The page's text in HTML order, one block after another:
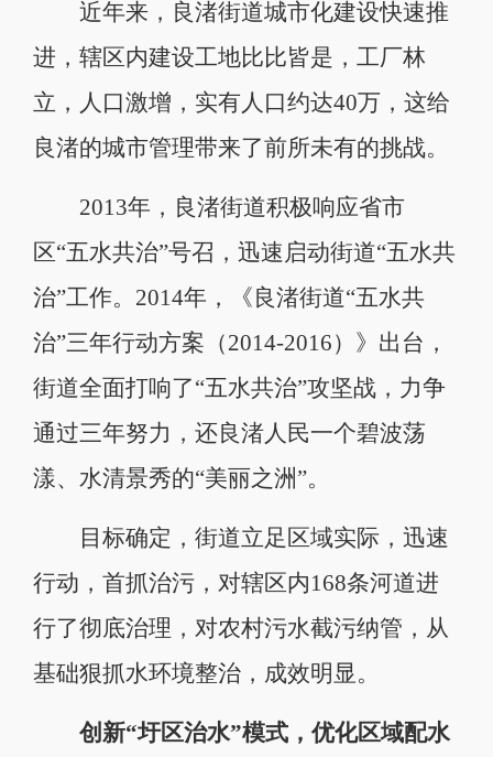
近年来，良渚街道城市化建设快速推
进，辖区内建设工地比比皆是，工厂林
立，人口激增，实有人口约达40万，这给
良渚的城市管理带来了前所未有的挑战。
2013年，良渚街道积极响应省市
区“五水共治”号召，迅速启动街道“五水共
治”工作。2014年，《良渚街道“五水共
治”三年行动方案（2014-2016）》出台，
街道全面打响了“五水共治”攻坚战，力争
通过三年努力，还良渚人民一个碧波荡
漾、水清景秀的“美丽之洲”。
目标确定，街道立足区域实际，迅速
行动，首抓治污，对辖区内168条河道进
行了彻底治理，对农村污水截污纳管，从
基础狠抓水环境整治，成效明显。
创新“圩区治水”模式，优化区域配水